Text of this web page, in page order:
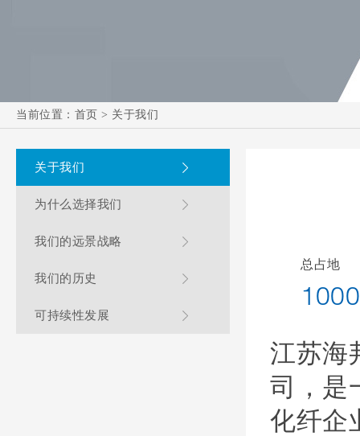
当前位置： 首页 > 关于我们
关于我们
为什么选择我们
我们的远景战略
我们的历史
可持续性发展
总占地
江苏海
司，是
化纤企